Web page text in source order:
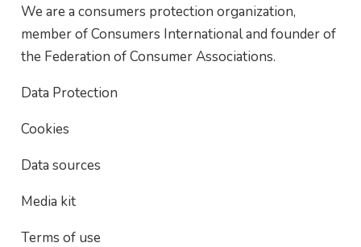
We are a consumers protection organization,
member of Consumers International and founder of
the Federation of Consumer Associations.
Data Protection
Cookies
Data sources
Media kit
Terms of use